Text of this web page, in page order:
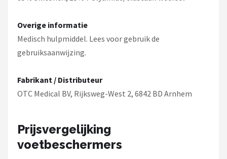
Overige informatie
Medisch hulpmiddel. Lees voor gebruik de
gebruiksaanwijzing.
Fabrikant / Distributeur
OTC Medical BV, Rijksweg-West 2, 6842 BD Arnhem
Prijsvergelijking
voetbeschermers